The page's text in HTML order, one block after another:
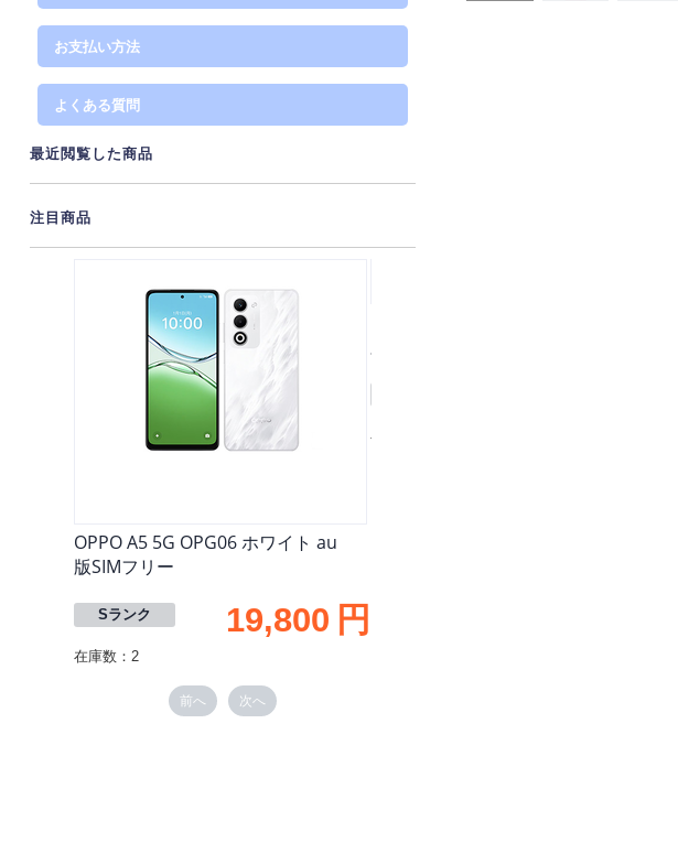
お支払い方法
よくある質問
最近閲覧した商品
注目商品
OPPO A5 5G OPG06 ホワイト au
版SIMフリー
Sランク 19,800 円
在庫数：2
版SIMフリー
在庫数：1
前へ 次へ